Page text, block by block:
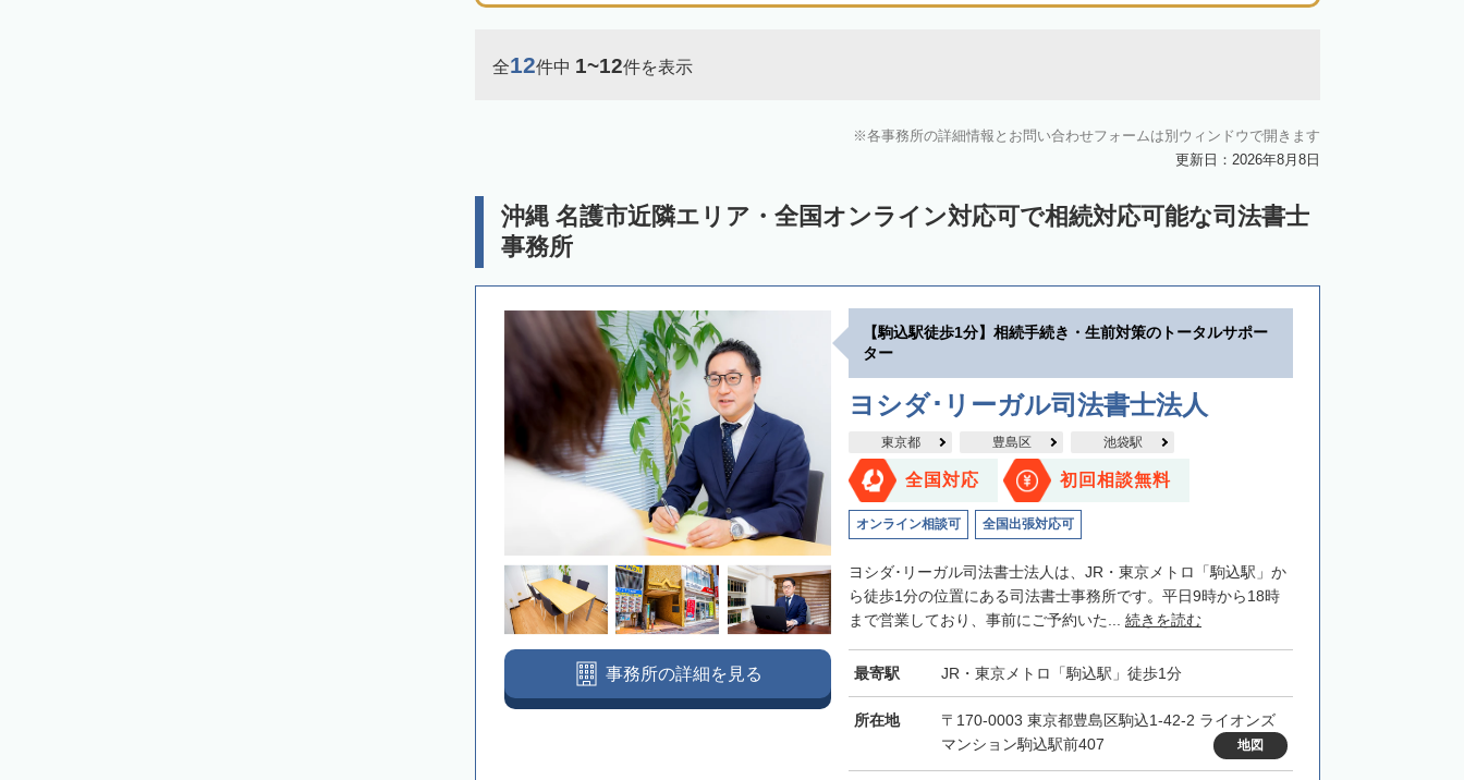
全12件中 1~12件を表示
各事務所の詳細情報とお問い合わせフォームは別ウィンドウで開きます
更新日：2026年8月8日
沖縄 名護市近隣エリア・全国オンライン対応可で相続対応可能な司法書士
事務所
【駒込駅徒歩1分】相続手続き・生前対策のトータルサポー
ター
ヨシダ･リーガル司法書士法人
東京都 豊島区 池袋駅
全国対応 初回相談無料
オンライン相談可 全国出張対応可
ヨシダ･リーガル司法書士法人は、JR・東京メトロ「駒込駅」か
ら徒歩1分の位置にある司法書士事務所です。平日9時から18時
まで営業しており、事前にご予約いた... 続きを読む
最寄駅 JR・東京メトロ「駒込駅」徒歩1分
所在地
〒170-0003 東京都豊島区駒込1-42-2 ライオンズ
マンション駒込駅前407
地図
事務所の詳細を見る